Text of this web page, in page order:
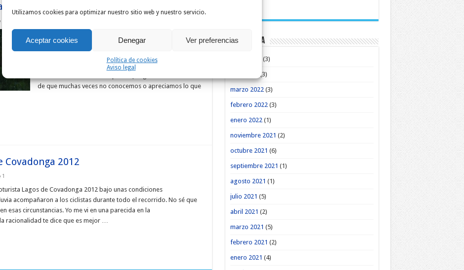
Utilizamos cookies para optimizar nuestro sitio web y nuestro servicio.
Aceptar cookies Denegar Ver preferencias
Política de cookies
Aviso legal
de Castilla
esta mañana. 7h16′ por carreteras vallisoletanas y
de sirgas y caminos de concentración. Paraiso porque la
de que muchas veces no conocemos o apreciamos lo que
Covadonga 2012
1
Lagos de Covadonga 2012 bajo unas condiciones
acompañaron a los ciclistas durante todo el recorrido. No sé que
esas circunstancias. Yo me vi en una parecida en la
racionalidad te dice que es mejor …
Hemeroteca
(3)
(3)
marzo 2022 (3)
febrero 2022 (3)
enero 2022 (1)
noviembre 2021 (2)
octubre 2021 (6)
septiembre 2021 (1)
agosto 2021 (1)
julio 2021 (5)
abril 2021 (2)
marzo 2021 (5)
febrero 2021 (2)
enero 2021 (4)